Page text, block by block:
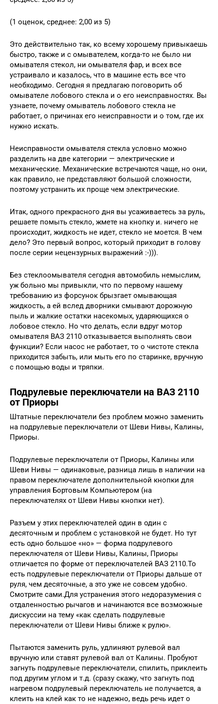
(1 оценок, среднее: 2,00 из 5)
Это действительно так, ко всему хорошему привыкаешь
быстро, также и с омывателем, когда-то не было ни
омывателя стекол, ни омывателя фар, и всех все
устраивало и казалось, что в машине есть все что
необходимо. Сегодня я предлагаю поговорить об
омывателе лобового стекла и о его неисправностях. Вы
узнаете, почему омыватель лобового стекла не
работает, о причинах его неисправности и о том, где их
нужно искать.
Неисправности омывателя стекла условно можно
разделить на две категории — электрические и
механические. Механические встречаются чаще, но они,
как правило, не представляют большой сложности,
поэтому устранить их проще чем электрические.
Итак, одного прекрасного дня вы усаживаетесь за руль,
решаете помыть стекло, жмете на кнопку и. ничего не
происходит, жидкость не идет, стекло не моется. В чем
дело? Это первый вопрос, который приходит в голову
после серии нецензурных выражений :-))).
Без стеклоомывателя сегодня автомобиль немыслим,
уж больно мы привыкли, что по первому нашему
требованию из форсунок брызгает омывающая
жидкость, а ей вслед дворники смывают дорожную
пыль и жалкие остатки насекомых, ударяющихся о
лобовое стекло. Но что делать, если вдруг мотор
омывателя ВАЗ 2110 отказывается выполнять свои
функции? Если насос не работает, то о чистоте стекла
приходится забыть, или мыть его по старинке, вручную
с помощью воды и тряпки.
Подрулевые переключатели на ВАЗ 2110
от Приоры
Штатные переключатели без проблем можно заменить
на подрулевые переключатели от Шеви Нивы, Калины,
Приоры.
Подрулевые переключатели от Приоры, Калины или
Шеви Нивы — одинаковые, разница лишь в наличии на
правом переключателе дополнительной кнопки для
управления Бортовым Компьютером (на
переключателях от Шеви Нивы кнопки нет).
Разъем у этих переключателей один в один с
десяточным и проблем с установкой не будет. Но тут
есть одно большое «но» — форма подрулевого
переключателя от Шеви Нивы, Калины, Приоры
отличается по форме от переключателей ВАЗ 2110.То
есть подрулевые переключатели от Приоры дальше от
руля, чем десяточные, а это уже не совсем удобно.
Смотрите сами.Для устранения этого недоразумения с
отдаленностью рычагов и начинаются все возможные
дискуссии на тему «как сделать подрулевые
переключатели от Шеви Нивы ближе к рулю».
Пытаются заменить руль, удлиняют рулевой вал
вручную или ставят рулевой вал от Калины. Пробуют
загнуть подрулевые переключатели, спилить, приклеить
под другим углом и т.д. (сразу скажу, что загнуть под
нагревом подрулевый переключатель не получается, а
клеить на клей как то не надежно, ведь речь идет о